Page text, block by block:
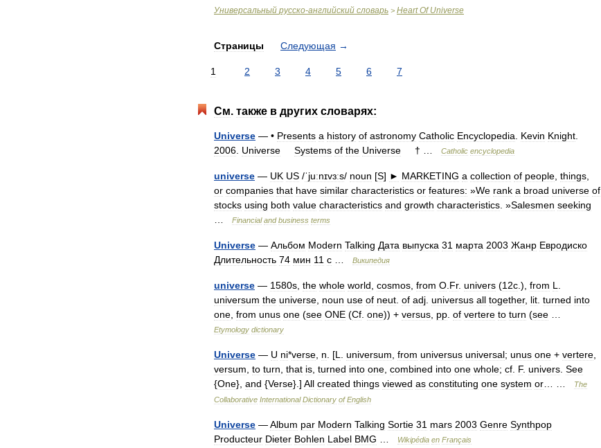
Универсальный русско-английский словарь > Heart Of Universe
Страницы Следующая →
1 2 3 4 5 6 7
См. также в других словарях:
Universe — • Presents a history of astronomy Catholic Encyclopedia Kevin Knight
2006 Universe Systems of the Universe † … Catholic encyclopedia
universe — UK US /ˈjuːnɪvɜːs/ noun [S] ► MARKETING a collection of people things
or companies that have similar characteristics or features: »We rank a broad universe of
stocks using both value characteristics and growth characteristics . »Salesmen seeking
Financial and business terms
Universe — Альбом Modern Talking Дата выпуска 31 марта 2003 Жанр Евродиско
Длительность 74 мин 11 с Википедия
universe — 1580s the whole world cosmos from O Fr. univers (12c .), from L
universum the universe noun use of neut of adj universus all together, lit turned into
one from unus one (see ONE (Cf one)) + versus pp of vertere to turn (see
Etymology dictionary
Universe — U ni*verse n . [L universum from universus universal; unus one + vertere
versum to turn that is turned into one combined into one whole; cf F. univers See
{One}, and {Verse}.] All created things viewed as constituting one system or
The
Collaborative International Dictionary of English
Universe —Album par Modern Talking Sortie 31 mars 2003 Genre Synthpop
Producteur Dieter Bohlen Label BMG Wikipédia en Français